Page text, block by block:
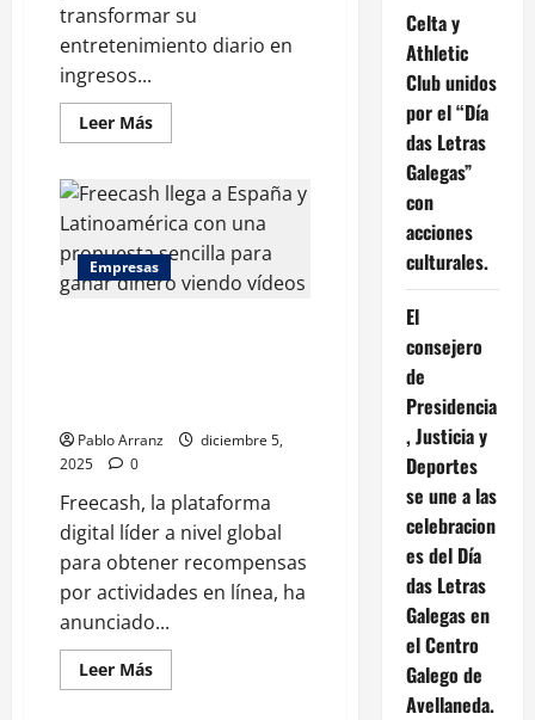
transformar su
entretenimiento diario en
ingresos...
Leer MásLeer
más
Freecash:
Gana
dinero
viendo
vídeos
de
YouTube
Empresas
Pablo Arranz
diciembre 5,
2025
0
Freecash, la plataforma
digital líder a nivel global
para obtener recompensas
por actividades en línea, ha
anunciado...
Leer MásLeer
más
Celta y
Athletic
Club unidos
por el “Día
das Letras
Galegas”
con
acciones
culturales.
El
consejero
de
Presidencia
, Justicia y
Deportes
se une a las
celebracion
es del Día
das Letras
Galegas en
el Centro
Galego de
Avellaneda.